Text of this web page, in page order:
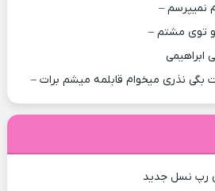
نمیپرسم –
توی مشتم –
نذری میخوام قابلمه میشم برات –
رپ نسل جدید